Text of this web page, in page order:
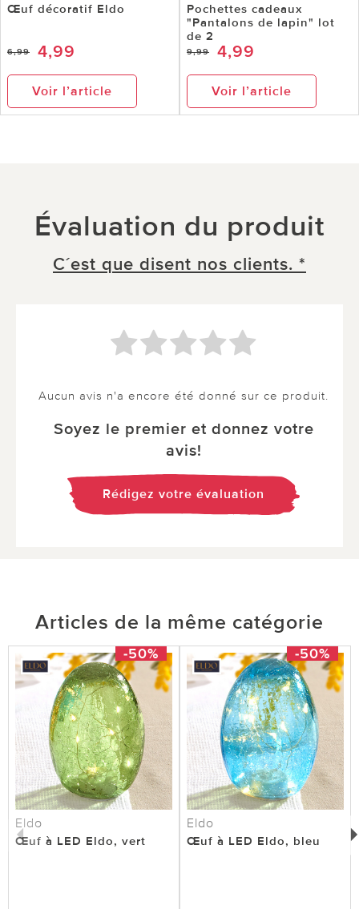
Œuf décoratif Eldo
6,99 4,99
Voir l’article
Pochettes cadeaux
"Pantalons de lapin" lot
de 2
9,99 4,99
Voir l’article
Évaluation du produit
C´est que disent nos clients. *
Aucun avis n'a encore été donné sur ce produit.
Soyez le premier et donnez votre
avis!
Rédigez votre évaluation
Articles de la même catégorie
-50%
Eldo
Œuf à LED Eldo, vert
-50%
Eldo
Œuf à LED Eldo, bleu